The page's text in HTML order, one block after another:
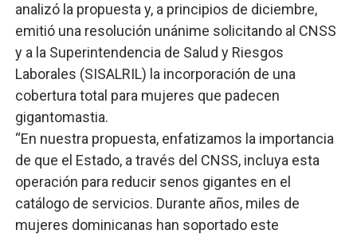
analizó la propuesta y, a principios de diciembre,
emitió una resolución unánime solicitando al CNSS
y a la Superintendencia de Salud y Riesgos
Laborales (SISALRIL) la incorporación de una
cobertura total para mujeres que padecen
gigantomastia.
“En nuestra propuesta, enfatizamos la importancia
de que el Estado, a través del CNSS, incluya esta
operación para reducir senos gigantes en el
catálogo de servicios. Durante años, miles de
mujeres dominicanas han soportado este